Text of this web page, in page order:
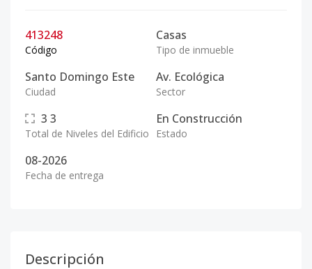
413248
Código
Casas
Tipo de inmueble
Santo Domingo Este
Ciudad
Av. Ecológica
Sector
3 3
Total de Niveles del Edificio
En Construcción
Estado
08-2026
Fecha de entrega
Descripción